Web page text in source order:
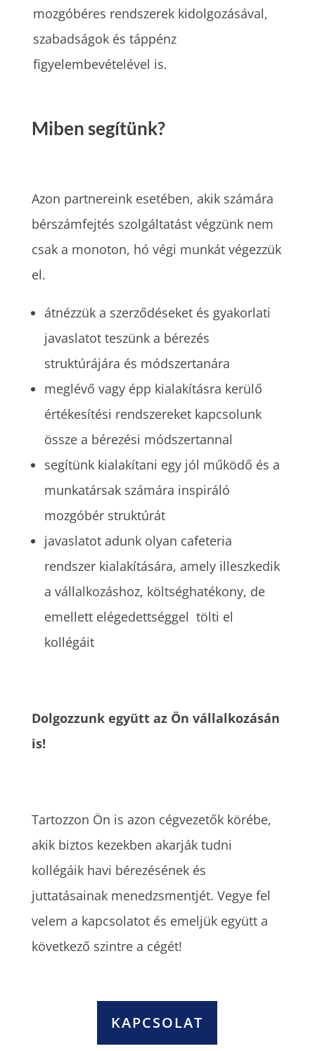
mozgóbéres rendszerek kidolgozásával,
szabadságok és táppénz
figyelembevételével is.
Miben segítünk?
Azon partnereink esetében, akik számára
bérszámfejtés szolgáltatást végzünk nem
csak a monoton, hó végi munkát végezzük
el.
átnézzük a szerződéseket és gyakorlati
javaslatot teszünk a bérezés
struktúrájára és módszertanára
meglévő vagy épp kialakításra kerülő
értékesítési rendszereket kapcsolunk
össze a bérezési módszertannal
segítünk kialakítani egy jól működő és a
munkatársak számára inspiráló
mozgóbér struktúrát
javaslatot adunk olyan cafeteria
rendszer kialakítására, amely illeszkedik
a vállalkozáshoz, költséghatékony, de
emellett elégedettséggel tölti el
kollégáit
Dolgozzunk együtt az Ön vállalkozásán
is!
Tartozzon Ön is azon cégvezetők körébe,
akik biztos kezekben akarják tudni
kollégáik havi bérezésének és
juttatásainak menedzsmentjét. Vegye fel
velem a kapcsolatot és emeljük együtt a
következő szintre a cégét!
KAPCSOLAT